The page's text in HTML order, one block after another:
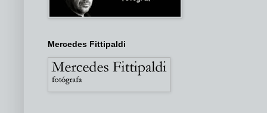
Mercedes Fittipaldi